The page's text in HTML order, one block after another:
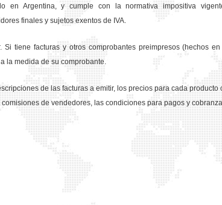
en Argentina, y cumple con la normativa impositiva
finales y sujetos exentos de IVA.
tiene facturas y otros comprobantes preimpresos (hechos
la medida de su comprobante.
de las facturas a emitir, los precios para cada
de vendedores, las condiciones para pagos y